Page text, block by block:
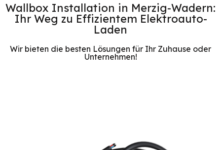
Wallbox Installation in Merzig-Wadern:
Ihr Weg zu Effizientem Elektroauto-
Laden
Wir bieten die besten Lösungen für Ihr Zuhause oder
Unternehmen!